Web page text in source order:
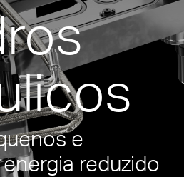
e
reduzido